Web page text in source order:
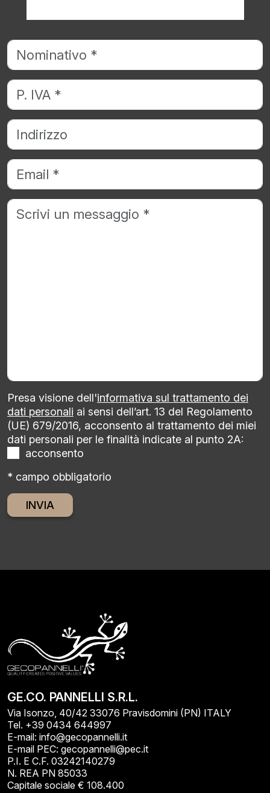
Presa visione dell'informativa sul trattamento dei
dati personali ai sensi dell’art. 13 del Regolamento
(UE) 679/2016, acconsento al trattamento dei miei
dati personali per le finalità indicate al punto 2A:
acconsento
* campo obbligatorio
GE.CO. PANNELLI S.R.L.
Via Isonzo, 40/42 33076 Pravisdomini (PN) ITALY
Tel. +39 0434 644997
E-mail: info@gecopannelli.it
E-mail PEC: gecopannelli@pec.it
P.I. E C.F. 03242140279
N. REA PN 85033
Capitale sociale € 108.400